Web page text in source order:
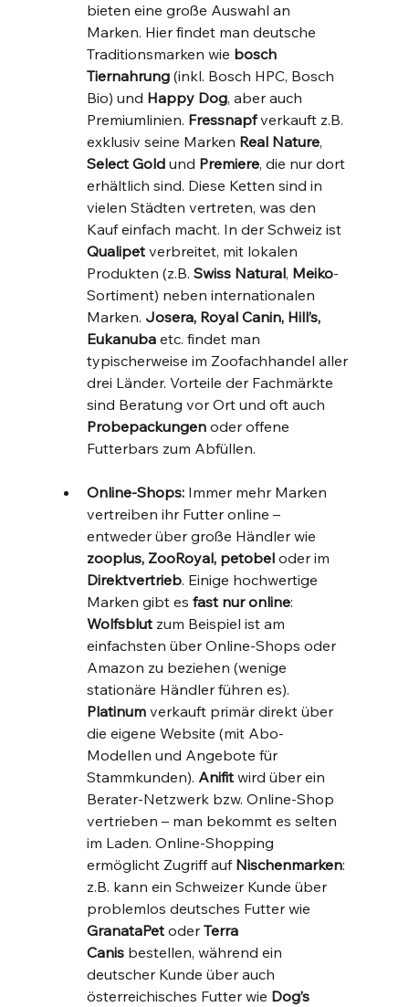
bieten eine große Auswahl an
Marken. Hier findet man deutsche
Traditionsmarken wie bosch
Tiernahrung (inkl. Bosch HPC, Bosch
Bio) und Happy Dog, aber auch
Premiumlinien. Fressnapf verkauft z.B.
exklusiv seine Marken Real Nature,
Select Gold und Premiere, die nur dort
erhältlich sind. Diese Ketten sind in
vielen Städten vertreten, was den
Kauf einfach macht. In der Schweiz ist
Qualipet verbreitet, mit lokalen
Produkten (z.B. Swiss Natural, Meiko-
Sortiment) neben internationalen
Marken. Josera, Royal Canin, Hill’s,
Eukanuba etc. findet man
typischerweise im Zoofachhandel aller
drei Länder. Vorteile der Fachmärkte
sind Beratung vor Ort und oft auch
Probepackungen oder offene
Futterbars zum Abfüllen.
Online-Shops: Immer mehr Marken
vertreiben ihr Futter online –
entweder über große Händler wie
zooplus, ZooRoyal, petobel oder im
Direktvertrieb. Einige hochwertige
Marken gibt es fast nur online:
Wolfsblut zum Beispiel ist am
einfachsten über Online-Shops oder
Amazon zu beziehen (wenige
stationäre Händler führen es).
Platinum verkauft primär direkt über
die eigene Website (mit Abo-
Modellen und Angebote für
Stammkunden). Anifit wird über ein
Berater-Netzwerk bzw. Online-Shop
vertrieben – man bekommt es selten
im Laden. Online-Shopping
ermöglicht Zugriff auf Nischenmarken:
z.B. kann ein Schweizer Kunde über
problemlos deutsches Futter wie
GranataPet oder Terra
Canis bestellen, während ein
deutscher Kunde über auch
österreichisches Futter wie Dog’s